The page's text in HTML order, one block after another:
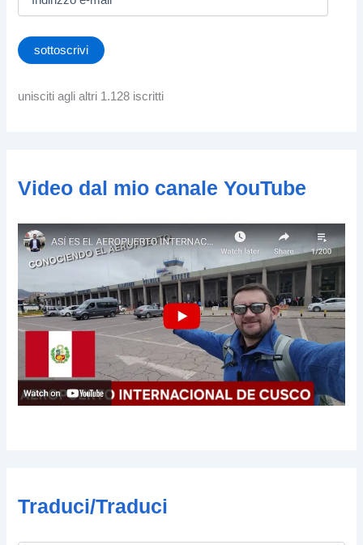
i
r
z
a
sottoscrivi
unisciti agli altri 1.128 iscritti
Video dal mio canale YouTube
Traduci/Traduci